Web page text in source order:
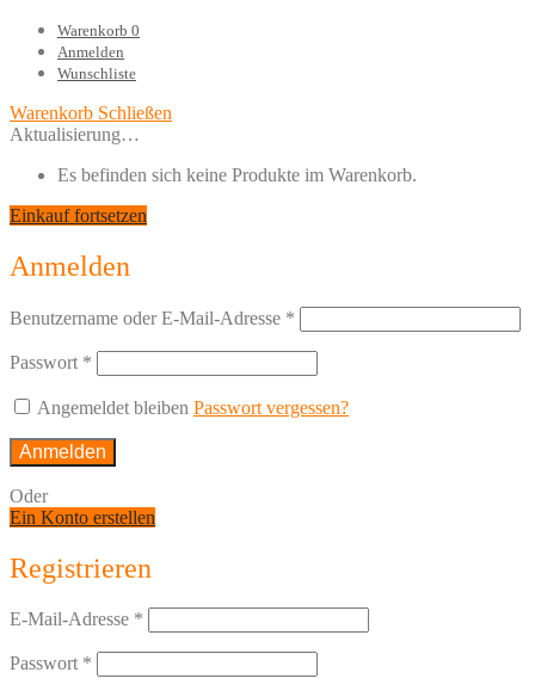
Warenkorb 0
Anmelden
Wunschliste
Warenkorb Schließen
Aktualisierung…
Es befinden sich keine Produkte im Warenkorb.
Einkauf fortsetzen
Anmelden
Benutzername oder E-Mail-Adresse *
Passwort *
Angemeldet bleiben Passwort vergessen?
Anmelden
Oder
Ein Konto erstellen
Registrieren
E-Mail-Adresse *
Passwort *